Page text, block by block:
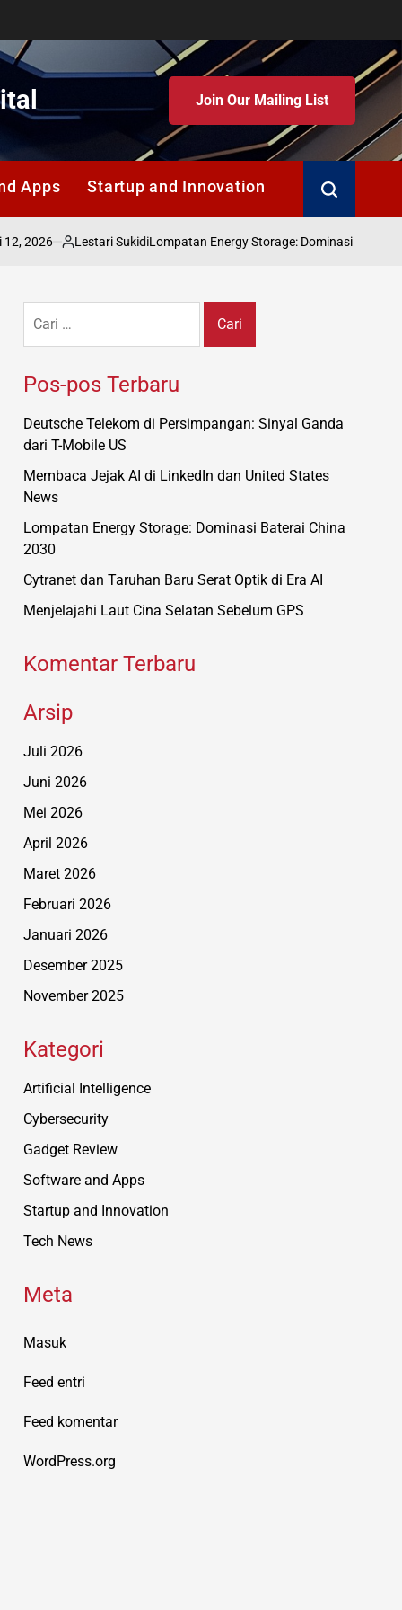
Join Our Mailing List
Apps Startup and Innovation Search
Posted
Lestari SukidiLompatan Energy Storage: Dominasi Baterai China 2030
untuk:
Pos-pos Terbaru
Deutsche Telekom di Persimpangan: Sinyal Ganda
dari T-Mobile US
Membaca Jejak AI di LinkedIn dan United States
News
Lompatan Energy Storage: Dominasi Baterai China
2030
Cytranet dan Taruhan Baru Serat Optik di Era AI
Menjelajahi Laut Cina Selatan Sebelum GPS
Komentar Terbaru
Arsip
Juli 2026
Juni 2026
Mei 2026
April 2026
Maret 2026
Februari 2026
Januari 2026
Desember 2025
November 2025
Kategori
Artificial Intelligence
Cybersecurity
Gadget Review
Software and Apps
Startup and Innovation
Tech News
Meta
Masuk
Feed entri
Feed komentar
WordPress.org